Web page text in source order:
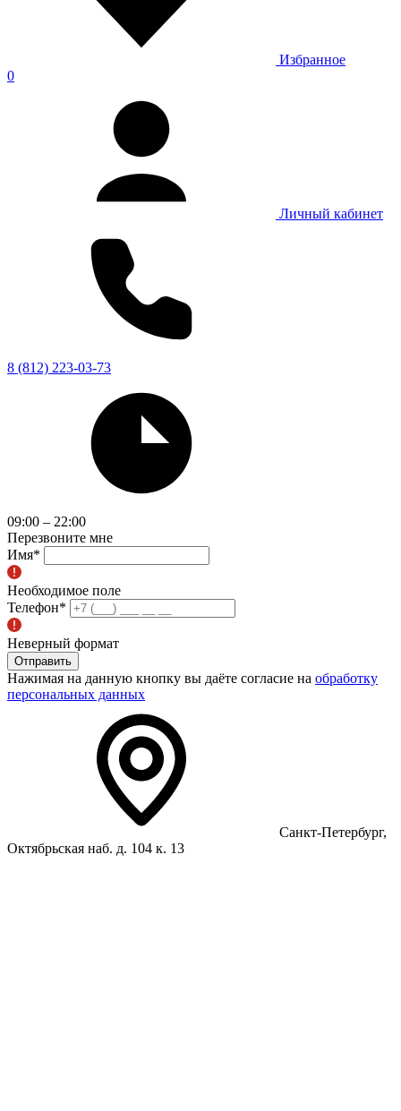
Избранное
0
Личный кабинет
8 (812) 223-03-73
09:00 – 22:00
Перезвоните мне
Имя*
Необходимое поле
Телефон*
Неверный формат
Отправить
Нажимая на данную кнопку вы даёте согласие на обработку
персональных данных
Санкт-Петербург,
Октябрьская наб. д. 104 к. 13